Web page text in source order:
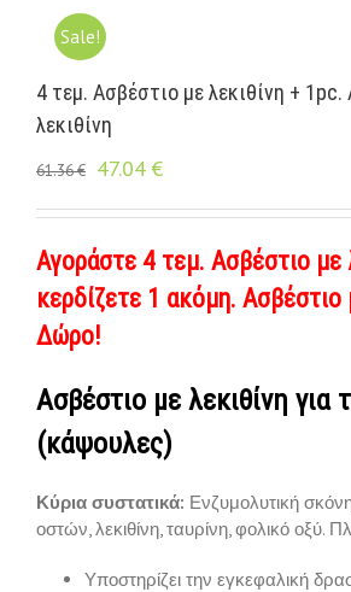
Sale!
4 τεμ. Ασβέστιο με λεκιθίνη +
λεκιθίνη
61.36€ 47.04 €
Αγοράστε 4 τεμ. Ασβέστιο με
κερδίζετε 1 ακόμη. Ασβέστιο
Δώρο!
Ασβέστιο με λεκιθίνη για
(κάψουλες)
Κύρια συστατικά: Ενζυμολυτική
οστών, λεκιθίνη, ταυρίνη, φολικό οξύ.
Υποστηρίζει την εγκεφαλική